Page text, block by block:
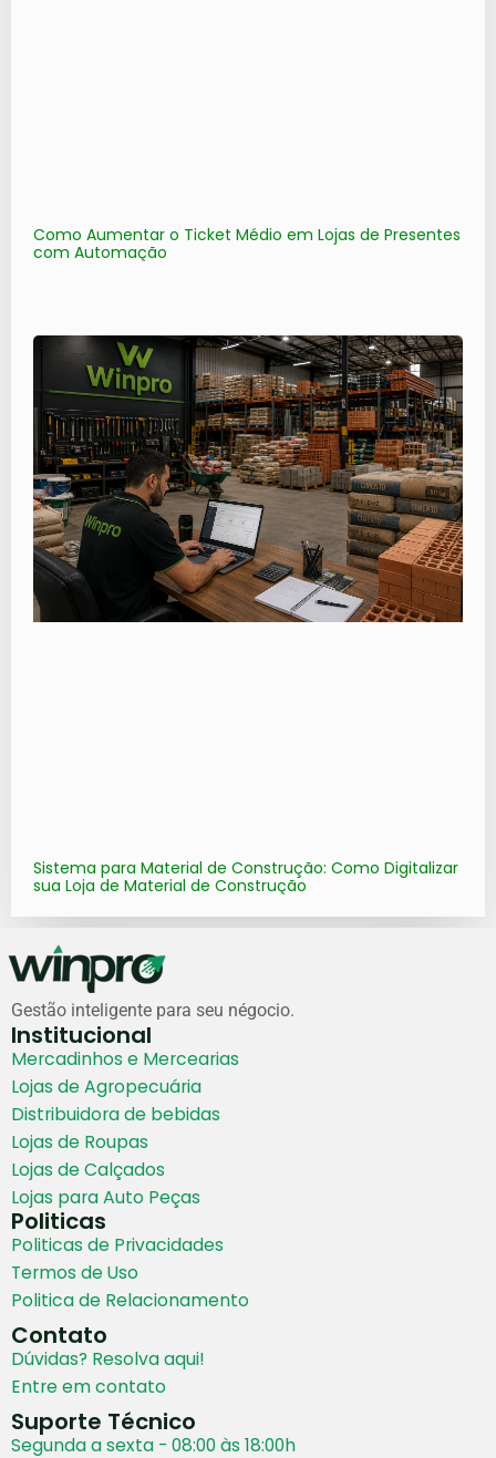
Como Aumentar o Ticket Médio em Lojas de Presentes
com Automação
Sistema para Material de Construção: Como Digitalizar
sua Loja de Material de Construção
Gestão inteligente para seu négocio.
Institucional
Mercadinhos e Mercearias
Lojas de Agropecuária
Distribuidora de bebidas
Lojas de Roupas
Lojas de Calçados
Lojas para Auto Peças
Politicas
Politicas de Privacidades
Termos de Uso
Politica de Relacionamento
Contato
Dúvidas? Resolva aqui!
Entre em contato
Suporte Técnico
Segunda a sexta - 08:00 às 18:00h